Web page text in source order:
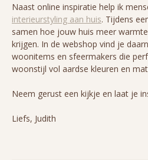
Naast online inspiratie help ik
interieurstyling aan huis. Tijdens
samen hoe jouw huis meer
krijgen. In de webshop vind je
woonitems en sfeermakers die
woonstijl vol aardse kleuren en
Neem gerust een kijkje en laat je
Liefs, Judith